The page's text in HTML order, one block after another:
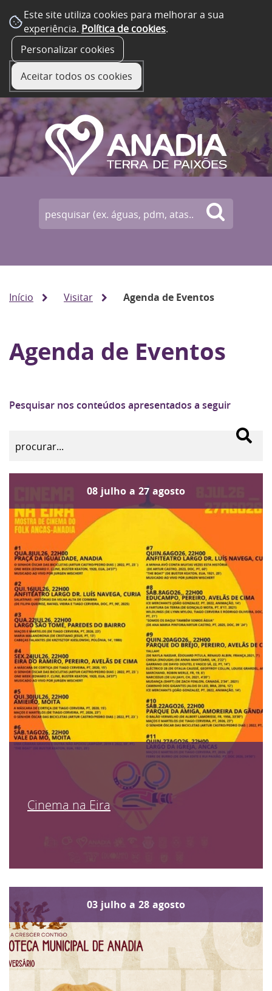
Este site utiliza cookies para melhorar a sua
experiência. Política de cookies.
Personalizar cookies
Aceitar todos os cookies
Início Visitar Agenda de Eventos
Agenda de Eventos
Pesquisar nos conteúdos apresentados a seguir
08 julho a 27 agosto
Cinema na Eira
03 julho a 28 agosto